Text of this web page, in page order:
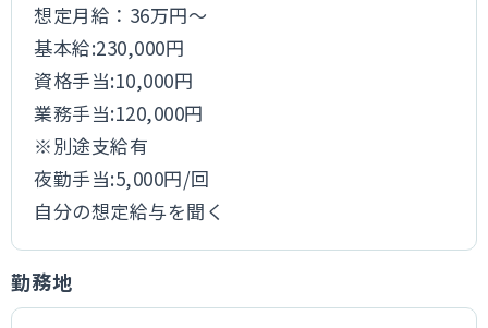
想定月給：36万円～
基本給:230,000円
資格手当:10,000円
業務手当:120,000円
※別途支給有
夜勤手当:5,000円/回
自分の想定給与を聞く
勤務地